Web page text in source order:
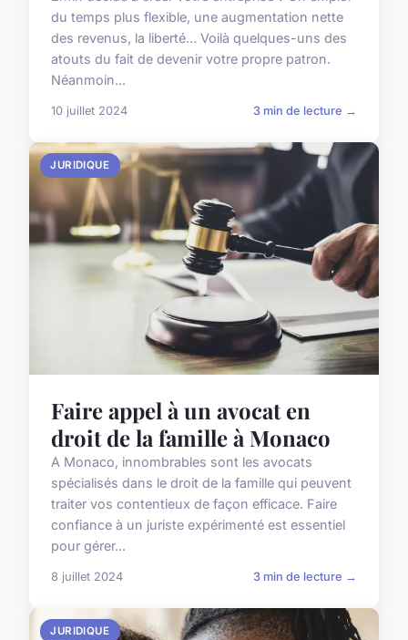
du temps plus flexible, une augmentation nette
des revenus, la liberté… Voilà quelques-uns des
atouts du fait de devenir votre propre patron.
Néanmoin...
10 juillet 2024 3 min de lecture →
JURIDIQUE
Faire appel à un avocat en
droit de la famille à Monaco
A Monaco, innombrables sont les avocats
spécialisés dans le droit de la famille qui peuvent
traiter vos contentieux de façon efficace. Faire
confiance à un juriste expérimenté est essentiel
pour gérer...
8 juillet 2024 3 min de lecture →
JURIDIQUE